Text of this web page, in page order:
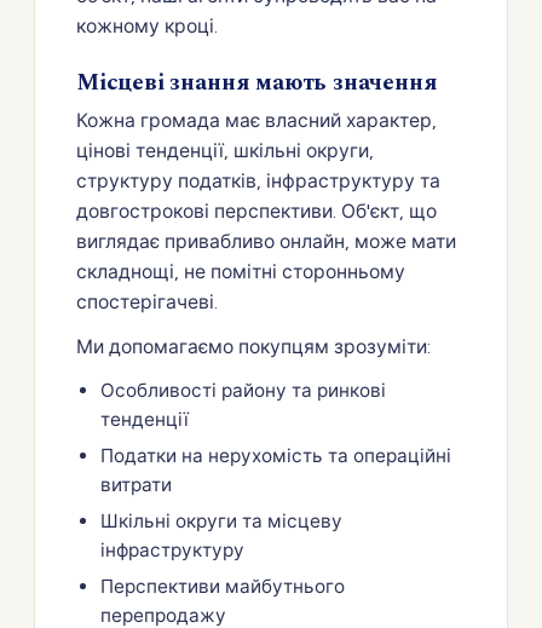
кожному кроці.
Місцеві знання мають значення
Кожна громада має власний характер,
цінові тенденції, шкільні округи,
структуру податків, інфраструктуру та
довгострокові перспективи. Об'єкт, що
виглядає привабливо онлайн, може мати
складнощі, не помітні сторонньому
спостерігачеві.
Ми допомагаємо покупцям зрозуміти:
Особливості району та ринкові
тенденції
Податки на нерухомість та операційні
витрати
Шкільні округи та місцеву
інфраструктуру
Перспективи майбутнього
перепродажу